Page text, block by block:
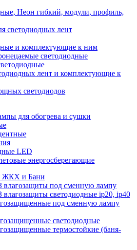
Неон гибкий, модули, профиль,
светодиодных лент
и комплектующие к ним
светодиодные
лент и комплектующие к
светодиодов
для обогрева и сушки
LED
энергосберегающие
ЖКХ и Бани
влагозащиты под сменную лампу
светодиодные ip20, ip40
под сменную лампу
светодиодные
термостойкие (баня-